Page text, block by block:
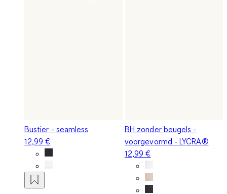
Bustier - seamless
12,99 €
BH zonder beugels -
voorgevormd - LYCRA®
12,99 €